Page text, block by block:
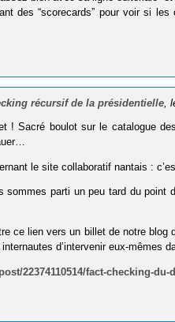
des “scorecards” pour voir si
récursif de la présidentielle,
! Sacré boulot sur le catalogue
le site collaboratif nantais :
sommes parti un peu tard du
ce lien vers un billet de notre
d’intervenir eux-mêmes
22374110514/fact-checking-du-